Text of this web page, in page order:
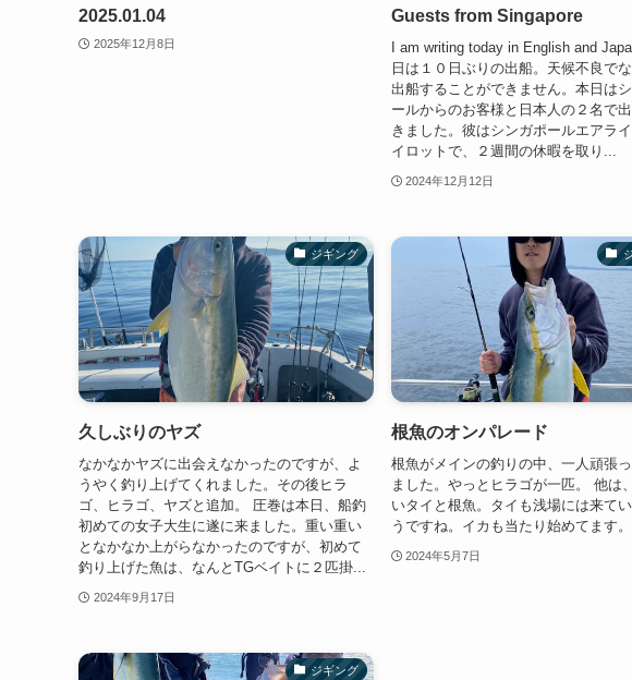
2025.01.04
2025年12月8日
Guests from Singapore
I am writing today in English and
日は１０日ぶりの出船。天候不良で
出船することができません。本日は
ールからのお客様と日本人の２名で
きました。彼はシンガポールエアラ
イロットで、２週間の休暇を取り...
2024年12月12日
ジギング
久しぶりのヤズ
なかなかヤズに出会えなかったのですが、よ
うやく釣り上げてくれました。その後ヒラ
ゴ、ヒラゴ、ヤズと追加。 圧巻は本日、船釣
初めての女子大生に遂に来ました。重い重い
となかなか上がらなかったのですが、初めて
釣り上げた魚は、なんとTGベイトに２匹掛...
2024年9月17日
根魚のオンパレード
根魚がメインの釣りの中、一人頑張
ました。やっとヒラゴが一匹。 他は
いタイと根魚。タイも浅場には来て
うですね。イカも当たり始めてます。
2024年5月7日
ジギング